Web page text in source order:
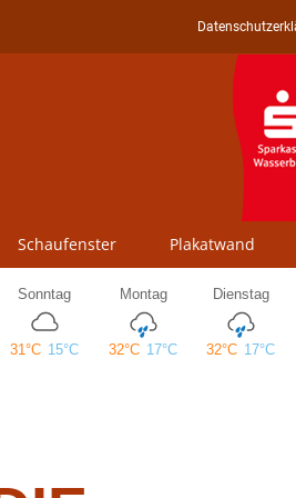
Schaufenster Plakatwand